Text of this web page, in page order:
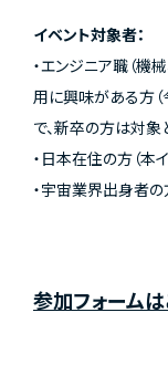
イベント対象者：
・エンジニア職（機
用に興味がある方（
で、新卒の方は対象
・日本在住の方（本
・宇宙業界出身者
参加フォーム